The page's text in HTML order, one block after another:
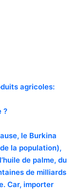
agricoles:
?
le Burkina
la population),
de palme, du
de milliards
Car, importer